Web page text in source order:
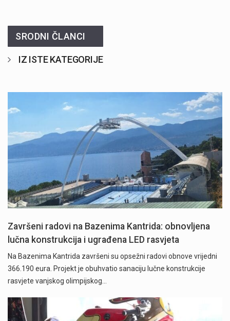
SRODNI ČLANCI
IZ ISTE KATEGORIJE
Završeni radovi na Bazenima Kantrida: obnovljena
lučna konstrukcija i ugrađena LED rasvjeta
Na Bazenima Kantrida završeni su opsežni radovi obnove vrijedni
366.190 eura. Projekt je obuhvatio sanaciju lučne konstrukcije
rasvjete vanjskog olimpijskog…